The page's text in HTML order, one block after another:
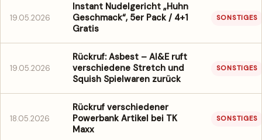
19.05.2026
Instant Nudelgericht „Huhn
Geschmack“, 5er Pack / 4+1
Gratis
SONSTIGES
19.05.2026
Rückruf: Asbest – AI&E ruft
verschiedene Stretch und
Squish Spielwaren zurück
SONSTIGES
18.05.2026
Rückruf verschiedener
Powerbank Artikel bei TK
Maxx
SONSTIGES